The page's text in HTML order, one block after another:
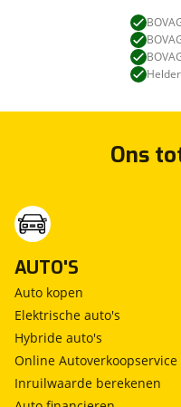
Ons
AUTO'S
Auto kopen
Elektrische auto's
Hybride auto's
Online Autoverkoopservice
Inruilwaarde berekenen